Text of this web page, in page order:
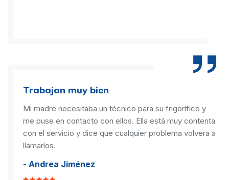
Trabajan muy bien
Mi madre necesitaba un técnico para su frigorífico y
me puse en contacto con ellos. Ella está muy contenta
con el servicio y dice que cualquier problema volvera a
llamarlos.
- Andrea Jiménez